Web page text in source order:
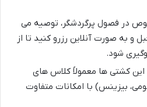
در فصول پرگردشگر، توصیه می
و به صورت آنلاین رزرو کنید تا از
شود.
این کشتی ها معمولاً کلاس های
بیزینس) با امکانات متفاوت